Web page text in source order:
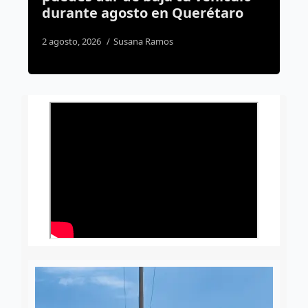
reducirán riesgo de